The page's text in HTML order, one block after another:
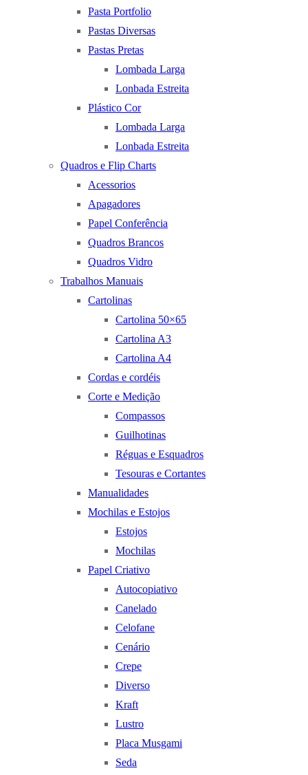
Pasta Portfolio
Pastas Diversas
Pastas Pretas
Lombada Larga
Lonbada Estreita
Plástico Cor
Lombada Larga
Lonbada Estreita
Quadros e Flip Charts
Acessorios
Apagadores
Papel Conferência
Quadros Brancos
Quadros Vidro
Trabalhos Manuais
Cartolinas
Cartolina 50×65
Cartolina A3
Cartolina A4
Cordas e cordéis
Corte e Medição
Compassos
Guilhotinas
Réguas e Esquadros
Tesouras e Cortantes
Manualidades
Mochilas e Estojos
Estojos
Mochilas
Papel Criativo
Autocopiativo
Canelado
Celofane
Cenário
Crepe
Diverso
Kraft
Lustro
Placa Musgami
Seda